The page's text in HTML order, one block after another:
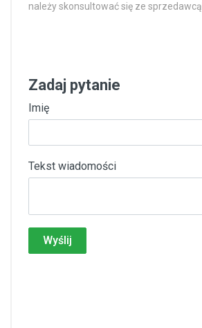
należy skonsultować się ze
Zadaj pytanie
Imię
Tekst wiadomości
Wyślij